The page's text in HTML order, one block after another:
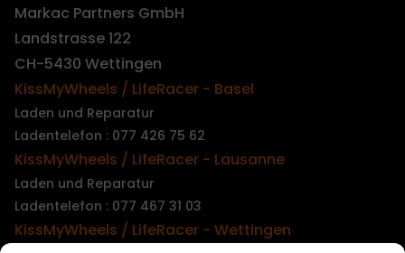
Markac Partners GmbH
Landstrasse 122
CH-5430 Wettingen
KissMyWheels / LifeRacer - Basel
Laden und Reparatur
Ladentelefon : 077 426 75 62
KissMyWheels / LifeRacer - Lausanne
Laden und Reparatur
Ladentelefon : 077 467 31 03
KissMyWheels / LifeRacer - Wettingen